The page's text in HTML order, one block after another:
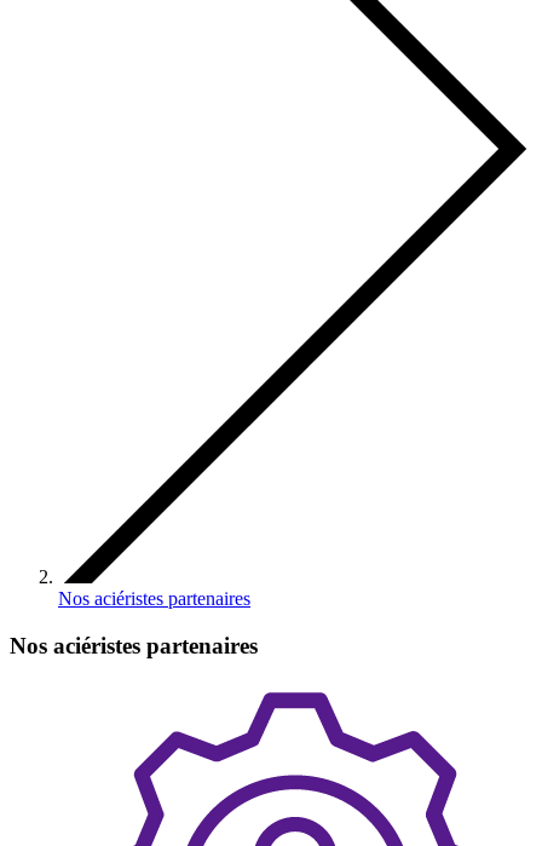
Nos aciéristes partenaires
Nos aciéristes partenaires